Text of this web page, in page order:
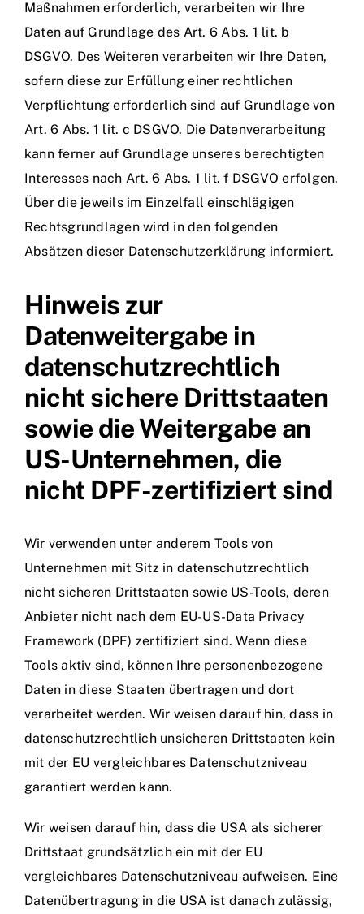
Maßnahmen erforderlich, verarbeiten wir Ihre
Daten auf Grundlage des Art. 6 Abs. 1 lit. b
DSGVO. Des Weiteren verarbeiten wir Ihre Daten,
sofern diese zur Erfüllung einer rechtlichen
Verpflichtung erforderlich sind auf Grundlage von
Art. 6 Abs. 1 lit. c DSGVO. Die Datenverarbeitung
kann ferner auf Grundlage unseres berechtigten
Interesses nach Art. 6 Abs. 1 lit. f DSGVO erfolgen.
Über die jeweils im Einzelfall einschlägigen
Rechtsgrundlagen wird in den folgenden
Absätzen dieser Datenschutzerklärung informiert.
Hinweis zur
Datenweitergabe in
datenschutzrechtlich
nicht sichere Drittstaaten
sowie die Weitergabe an
US-Unternehmen, die
nicht DPF-zertifiziert sind
Wir verwenden unter anderem Tools von
Unternehmen mit Sitz in datenschutzrechtlich
nicht sicheren Drittstaaten sowie US-Tools, deren
Anbieter nicht nach dem EU-US-Data Privacy
Framework (DPF) zertifiziert sind. Wenn diese
Tools aktiv sind, können Ihre personenbezogene
Daten in diese Staaten übertragen und dort
verarbeitet werden. Wir weisen darauf hin, dass in
datenschutzrechtlich unsicheren Drittstaaten kein
mit der EU vergleichbares Datenschutzniveau
garantiert werden kann.
Wir weisen darauf hin, dass die USA als sicherer
Drittstaat grundsätzlich ein mit der EU
vergleichbares Datenschutzniveau aufweisen. Eine
Datenübertragung in die USA ist danach zulässig,